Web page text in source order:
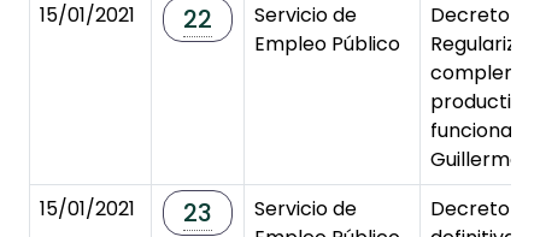
15/01/2021
22
Servicio de
Empleo Público
Decreto de
Guillermo
15/01/2021
23
Servicio de
Decreto